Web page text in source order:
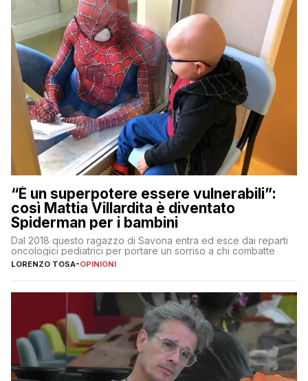
“È un superpotere essere vulnerabili”:
così Mattia Villardita è diventato
Spiderman per i bambini
Dal 2018 questo ragazzo di Savona entra ed esce dai reparti
oncologici pediatrici per portare un sorriso a chi combatte
LORENZO TOSA-OPINIONI